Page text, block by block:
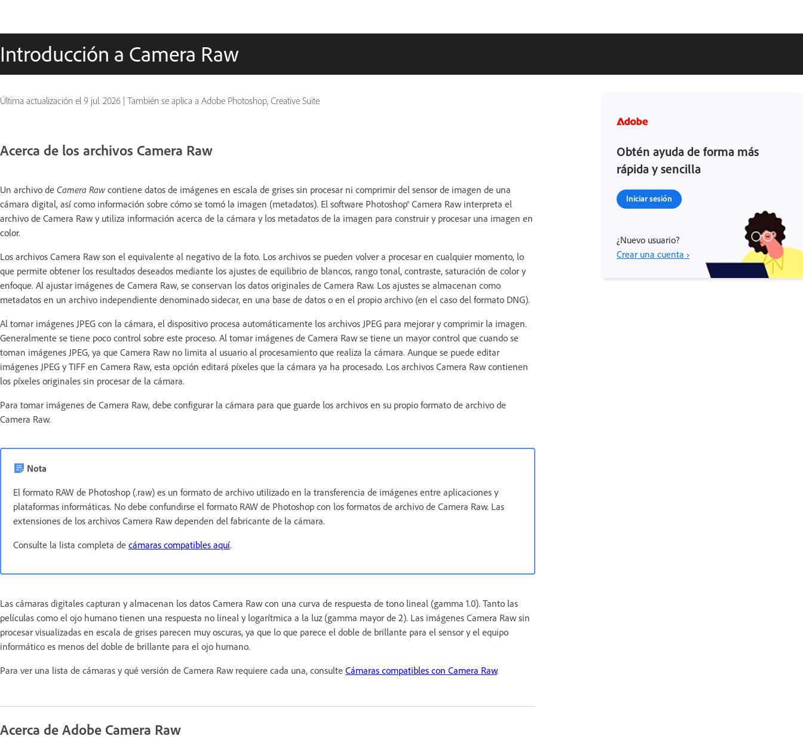
Introducción a Camera Raw
Última actualización el 9 jul. 2026 | También se aplica a Adobe Photoshop, Creative Suite
Acerca de los archivos Camera Raw
Un archivo de Camera Raw contiene datos de imágenes en escala de grises sin procesar ni comprimir del sensor de imagen de una
cámara digital, así como información sobre cómo se tomó la imagen (metadatos). El software Photoshop® Camera Raw interpreta el
archivo de Camera Raw y utiliza información acerca de la cámara y los metadatos de la imagen para construir y procesar una imagen en
color.
Los archivos Camera Raw son el equivalente al negativo de la foto. Los archivos se pueden volver a procesar en cualquier momento, lo
que permite obtener los resultados deseados mediante los ajustes de equilibrio de blancos, rango tonal, contraste, saturación de color y
enfoque. Al ajustar imágenes de Camera Raw, se conservan los datos originales de Camera Raw. Los ajustes se almacenan como
metadatos en un archivo independiente denominado sidecar, en una base de datos o en el propio archivo (en el caso del formato DNG).
Al tomar imágenes JPEG con la cámara, el dispositivo procesa automáticamente los archivos JPEG para mejorar y comprimir la imagen.
Generalmente se tiene poco control sobre este proceso. Al tomar imágenes de Camera Raw se tiene un mayor control que cuando se
toman imágenes JPEG, ya que Camera Raw no limita al usuario al procesamiento que realiza la cámara. Aunque se puede editar
imágenes JPEG y TIFF en Camera Raw, esta opción editará píxeles que la cámara ya ha procesado. Los archivos Camera Raw contienen
los píxeles originales sin procesar de la cámara.
Para tomar imágenes de Camera Raw, debe configurar la cámara para que guarde los archivos en su propio formato de archivo de
Camera Raw.
Nota
El formato RAW de Photoshop (.raw) es un formato de archivo utilizado en la transferencia de imágenes entre aplicaciones y
plataformas informáticas. No debe confundirse el formato RAW de Photoshop con los formatos de archivo de Camera Raw. Las
extensiones de los archivos Camera Raw dependen del fabricante de la cámara.
Consulte la lista completa de cámaras compatibles aquí.
Las cámaras digitales capturan y almacenan los datos Camera Raw con una curva de respuesta de tono lineal (gamma 1.0). Tanto las
películas como el ojo humano tienen una respuesta no lineal y logarítmica a la luz (gamma mayor de 2). Las imágenes Camera Raw sin
procesar visualizadas en escala de grises parecen muy oscuras, ya que lo que parece el doble de brillante para el sensor y el equipo
informático es menos del doble de brillante para el ojo humano.
Para ver una lista de cámaras y qué versión de Camera Raw requiere cada una, consulte Cámaras compatibles con Camera Raw.
Acerca de Adobe Camera Raw
Obtén ayuda de forma más
rápida y sencilla
Iniciar sesión
¿Nuevo usuario?
Crear una cuenta ›